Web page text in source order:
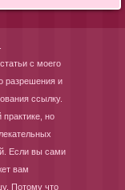
с моего
разрешения и
ссылку.
но
Если вы сами
вам
Потому что